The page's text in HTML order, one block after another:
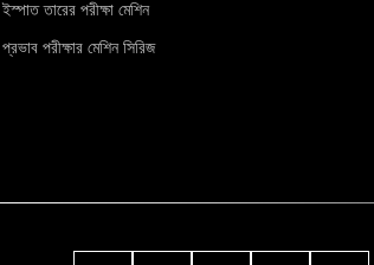
ইস্পাত তারের পরীক্ষা মেশিন
প্রভাব পরীক্ষার মেশিন সিরিজ